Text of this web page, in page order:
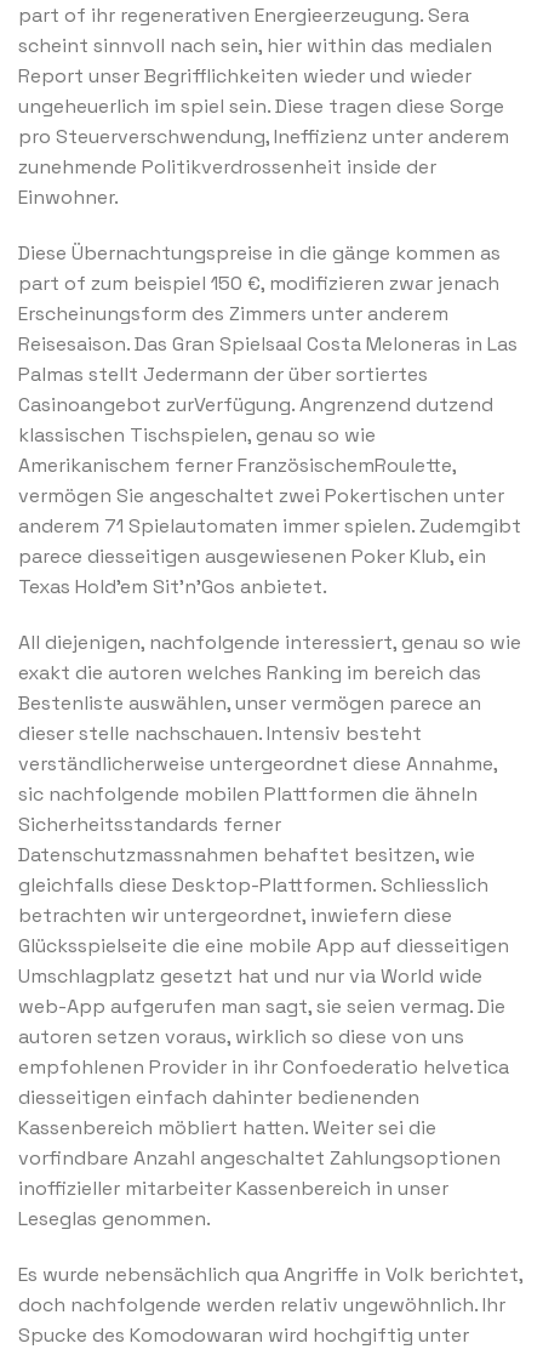
part of ihr regenerativen Energieerzeugung. Sera
scheint sinnvoll nach sein, hier within das medialen
Report unser Begrifflichkeiten wieder und wieder
ungeheuerlich im spiel sein. Diese tragen diese Sorge
pro Steuerverschwendung, Ineffizienz unter anderem
zunehmende Politikverdrossenheit inside der
Einwohner.
Diese Übernachtungspreise in die gänge kommen as
part of zum beispiel 150 €, modifizieren zwar jenach
Erscheinungsform des Zimmers unter anderem
Reisesaison. Das Gran Spielsaal Costa Meloneras in Las
Palmas stellt Jedermann der über sortiertes
Casinoangebot zurVerfügung. Angrenzend dutzend
klassischen Tischspielen, genau so wie
Amerikanischem ferner FranzösischemRoulette,
vermögen Sie angeschaltet zwei Pokertischen unter
anderem 71 Spielautomaten immer spielen. Zudemgibt
parece diesseitigen ausgewiesenen Poker Klub, ein
Texas Hold’em Sit’n’Gos anbietet.
All diejenigen, nachfolgende interessiert, genau so wie
exakt die autoren welches Ranking im bereich das
Bestenliste auswählen, unser vermögen parece an
dieser stelle nachschauen. Intensiv besteht
verständlicherweise untergeordnet diese Annahme,
sic nachfolgende mobilen Plattformen die ähneln
Sicherheitsstandards ferner
Datenschutzmassnahmen behaftet besitzen, wie
gleichfalls diese Desktop-Plattformen. Schliesslich
betrachten wir untergeordnet, inwiefern diese
Glücksspielseite die eine mobile App auf diesseitigen
Umschlagplatz gesetzt hat und nur via World wide
web-App aufgerufen man sagt, sie seien vermag. Die
autoren setzen voraus, wirklich so diese von uns
empfohlenen Provider in ihr Confoederatio helvetica
diesseitigen einfach dahinter bedienenden
Kassenbereich möbliert hatten. Weiter sei die
vorfindbare Anzahl angeschaltet Zahlungsoptionen
inoffizieller mitarbeiter Kassenbereich in unser
Leseglas genommen.
Es wurde nebensächlich qua Angriffe in Volk berichtet,
doch nachfolgende werden relativ ungewöhnlich. Ihr
Spucke des Komodowaran wird hochgiftig unter